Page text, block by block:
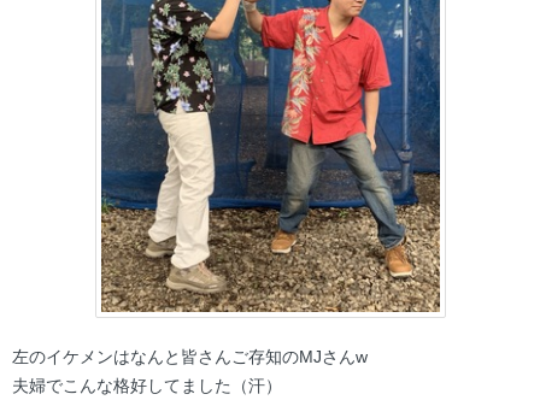
左のイケメンはなんと皆さんご存知のMJさんw
夫婦でこんな格好してました（汗）